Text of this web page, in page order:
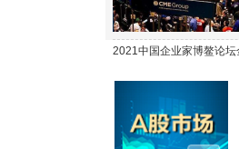
2021中国企业家博鳌论